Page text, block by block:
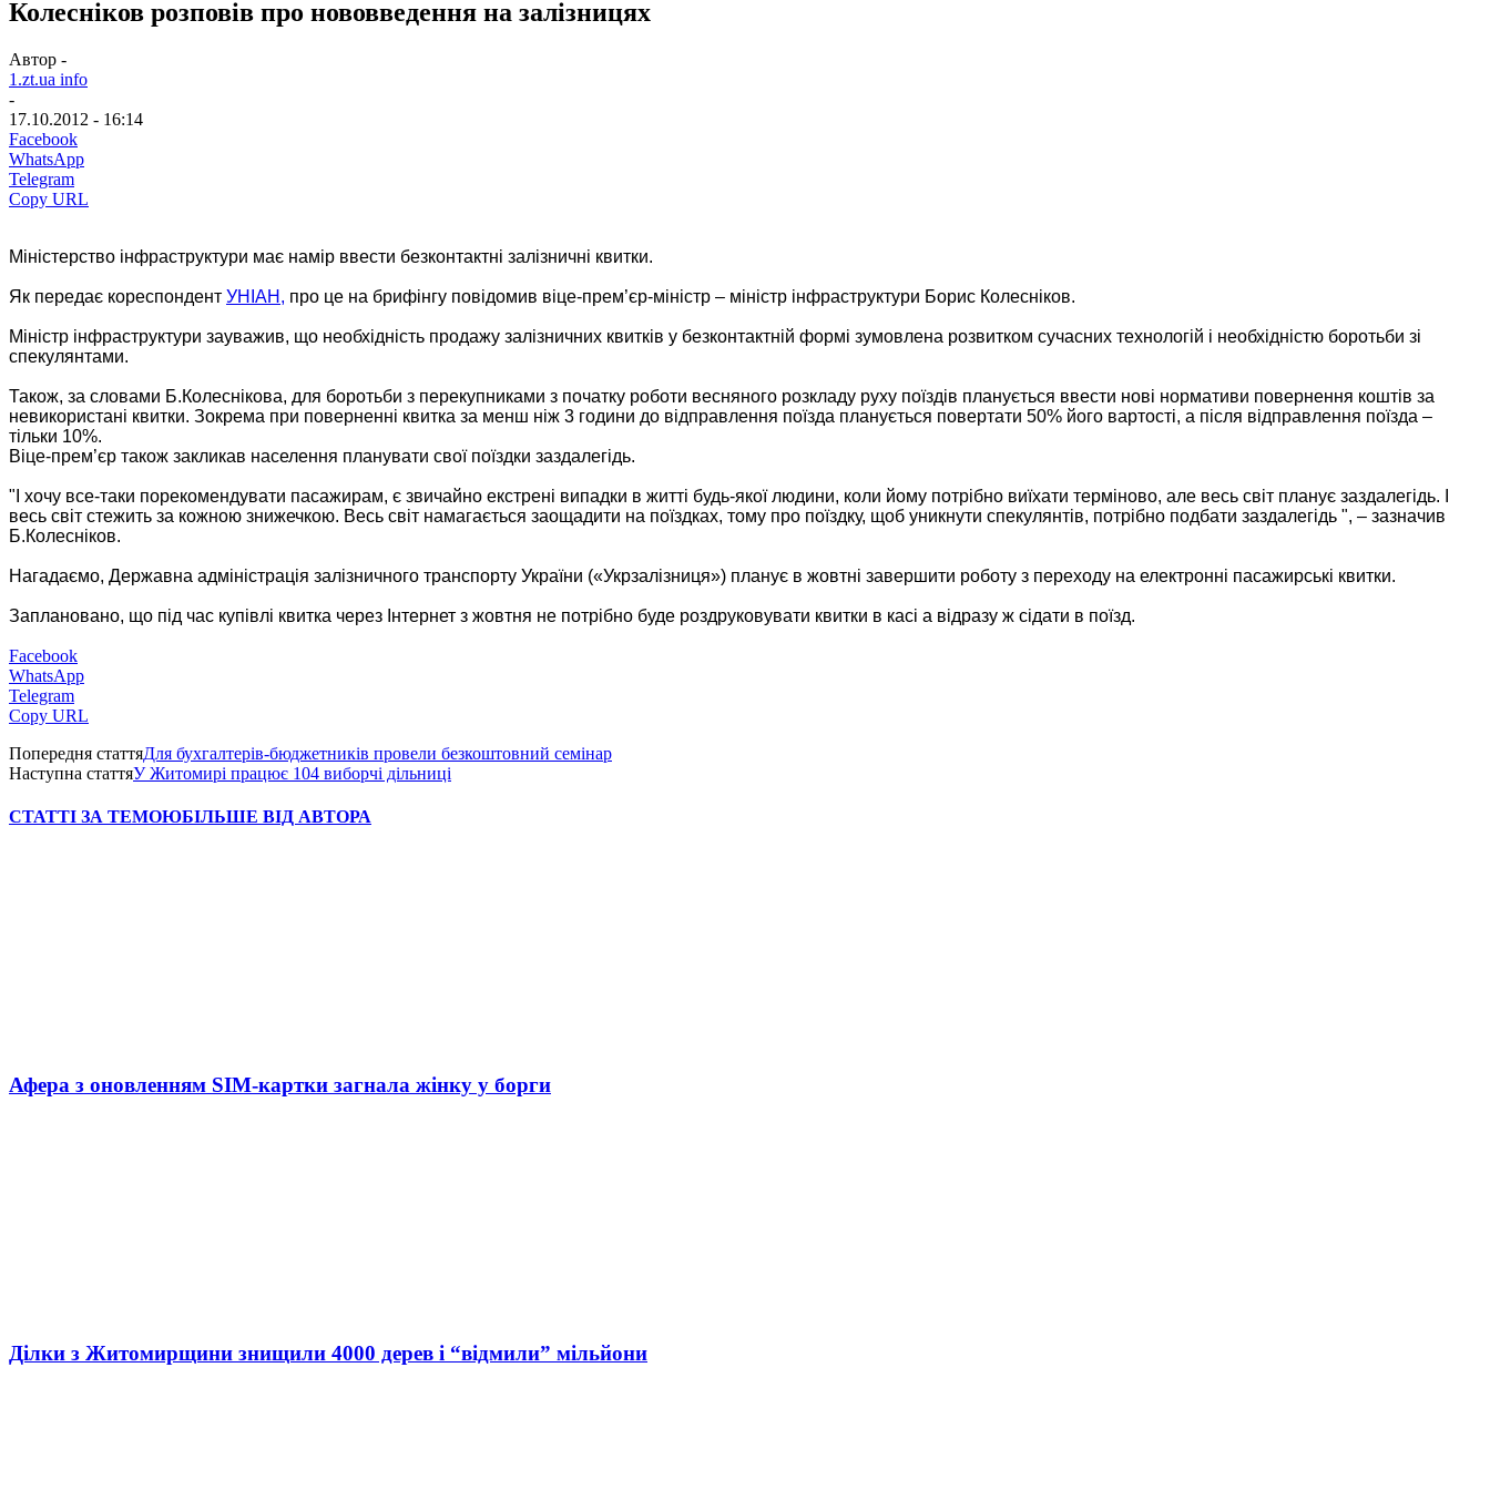
Колесніков розповів про нововведення на залізницях
Автор -
1.zt.ua info
-
17.10.2012 - 16:14
Facebook
WhatsApp
Telegram
Copy URL
Міністерство інфраструктури має намір ввести безконтактні залізничні квитки.
Як передає кореспондент УНІАН, про це на брифінгу повідомив віце-прем’єр-міністр – міністр інфраструктури Борис Колесніков.
Міністр інфраструктури зауважив, що необхідність продажу залізничних квитків у безконтактній формі зумовлена розвитком сучасних технологій і необхідністю боротьби зі
спекулянтами.
Також, за словами Б.Колеснікова, для боротьби з перекупниками з початку роботи весняного розкладу руху поїздів планується ввести нові нормативи повернення коштів за
невикористані квитки. Зокрема при поверненні квитка за менш ніж 3 години до відправлення поїзда планується повертати 50% його вартості, а після відправлення поїзда –
тільки 10%.
Віце-прем’єр також закликав населення планувати свої поїздки заздалегідь.
"І хочу все-таки порекомендувати пасажирам, є звичайно екстрені випадки в житті будь-якої людини, коли йому потрібно виїхати терміново, але весь світ планує заздалегідь. І
весь світ стежить за кожною знижечкою. Весь світ намагається заощадити на поїздках, тому про поїздку, щоб уникнути спекулянтів, потрібно подбати заздалегідь ", – зазначив
Б.Колесніков.
Нагадаємо, Державна адміністрація залізничного транспорту України («Укрзалізниця») планує в жовтні завершити роботу з переходу на електронні пасажирські квитки.
Заплановано, що під час купівлі квитка через Інтернет з жовтня не потрібно буде роздруковувати квитки в касі а відразу ж сідати в поїзд.
Facebook
WhatsApp
Telegram
Copy URL
Попередня статтяДля бухгалтерів-бюджетників провели безкоштовний семінар
Наступна статтяУ Житомирі працює 104 виборчі дільниці
СТАТТІ ЗА ТЕМОЮБІЛЬШЕ ВІД АВТОРА
Афера з оновленням SIM-картки загнала жінку у борги
Ділки з Житомирщини знищили 4000 дерев і “відмили” мільйони